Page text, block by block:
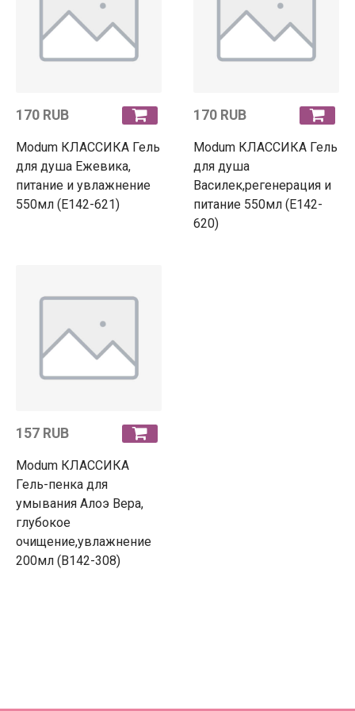
170 RUB
Modum КЛАССИКА Гель
для душа Ежевика,
питание и увлажнение
550мл (E142-621)
170 RUB
Modum КЛАССИКА Гель
для душа
Василек,регенерация и
питание 550мл (E142-
620)
157 RUB
Modum КЛАССИКА
Гель-пенка для
умывания Алоэ Вера,
глубокое
очищение,увлажнение
200мл (B142-308)